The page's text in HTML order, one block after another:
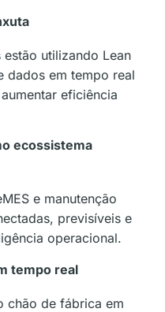
utilizando Lean
dados em tempo real
eficiência
ecossistema
e manutenção
previsíveis e
operacional.
tempo real
chão de fábrica em